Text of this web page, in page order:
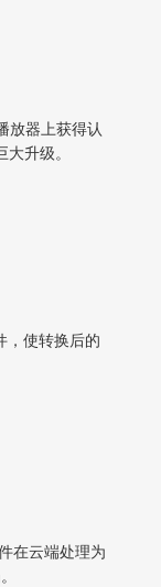
放器上获得认
升级。
，使转换后的
在云端处理为